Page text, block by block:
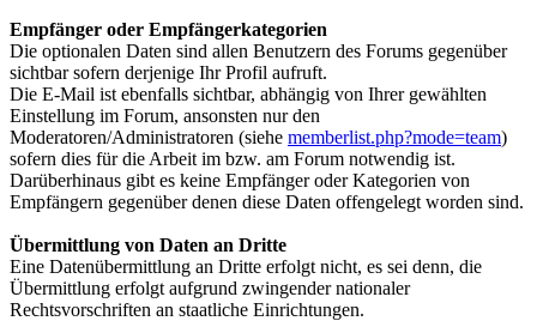
Emp­fän­ger oder Emp­fän­ger­ka­te­go­ri­en
Die optionalen Daten sind allen Benutzern des Forums gegenüber
sichtbar sofern derjenige Ihr Profil aufruft.
Die E-Mail ist ebenfalls sichtbar, abhängig von Ihrer gewählten
Einstellung im Forum, ansonsten nur den
Moderatoren/Administratoren (siehe memberlist.php?mode=team)
sofern dies für die Arbeit im bzw. am Forum notwendig ist.
Darüberhinaus gibt es keine Empfänger oder Kategorien von
Empfängern gegenüber denen diese Daten offengelegt worden sind.
Über­mitt­lung von Da­ten an Drit­te
Eine Datenübermittlung an Dritte erfolgt nicht, es sei denn, die
Übermittlung erfolgt aufgrund zwingender nationaler
Rechtsvorschriften an staatliche Einrichtungen.